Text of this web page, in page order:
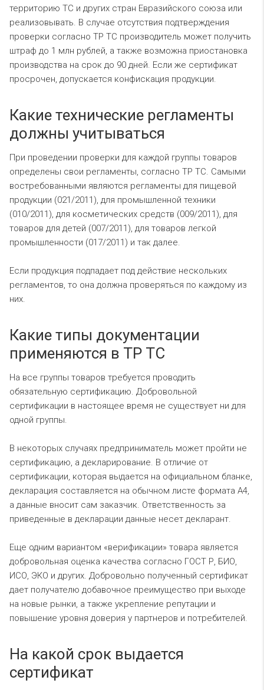
территорию ТС и других стран Евразийского союза или
реализовывать. В случае отсутствия подтверждения
проверки согласно ТР ТС производитель может получить
штраф до 1 млн рублей, а также возможна приостановка
производства на срок до 90 дней. Если же сертификат
просрочен, допускается конфискация продукции.
Какие технические регламенты
должны учитываться
При проведении проверки для каждой группы товаров
определены свои регламенты, согласно ТР ТС. Самыми
востребованными являются регламенты для пищевой
продукции (021/2011), для промышленной техники
(010/2011), для косметических средств (009/2011), для
товаров для детей (007/2011), для товаров легкой
промышленности (017/2011) и так далее.
Если продукция подпадает под действие нескольких
регламентов, то она должна проверяться по каждому из
них.
Какие типы документации
применяются в ТР ТС
На все группы товаров требуется проводить
обязательную сертификацию. Добровольной
сертификации в настоящее время не существует ни для
одной группы.
В некоторых случаях предприниматель может пройти не
сертификацию, а декларирование. В отличие от
сертификации, которая выдается на официальном бланке,
декларация составляется на обычном листе формата А4,
а данные вносит сам заказчик. Ответственность за
приведенные в декларации данные несет декларант.
Еще одним вариантом «верификации» товара является
добровольная оценка качества согласно ГОСТ Р, БИО,
ИСО, ЭКО и других. Добровольно полученный сертификат
дает получателю добавочное преимущество при выходе
на новые рынки, а также укрепление репутации и
повышение уровня доверия у партнеров и потребителей.
На какой срок выдается
сертификат